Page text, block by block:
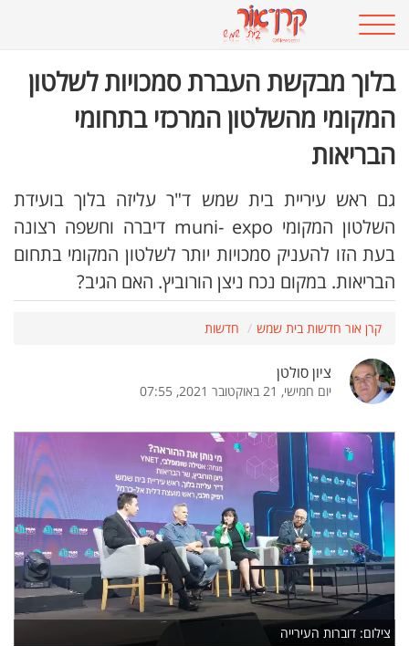
בלוך מבקשת העברת סמכויות לשלטון
המקומי מהשלטון המרכזי בתחומי
הבריאות
גם ראש עיריית בית שמש ד"ר עליזה בלוך בועידת
השלטון המקומי muni- expo דיברה וחשפה רצונה
בעת הזו להעניק סמכויות יותר לשלטון המקומי בתחום
הבריאות. במקום נכח ניצן הורוביץ. האם הגיב?
קרן אור חדשות בית שמש חדשות
ציון סולטן
יום חמישי, 21 באוקטובר 2021, 07:55
צילום: דוברות העירייה